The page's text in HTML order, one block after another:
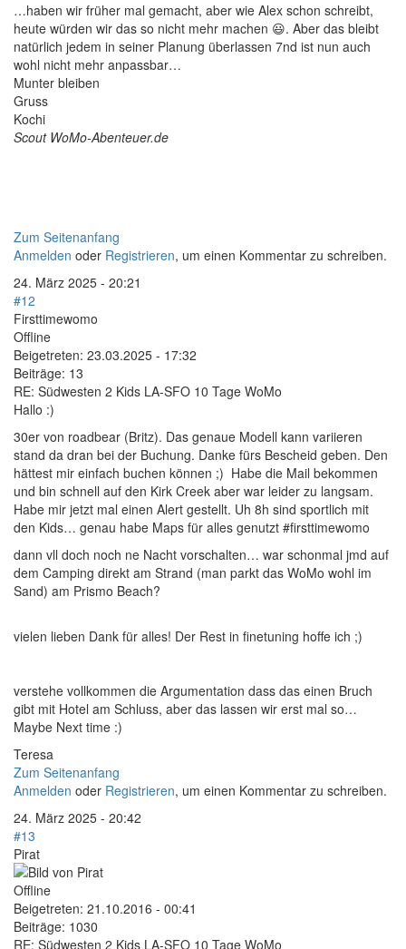
…haben wir früher mal gemacht, aber wie Alex schon schreibt,
heute würden wir das so nicht mehr machen 😃. Aber das bleibt
natürlich jedem in seiner Planung überlassen 7nd ist nun auch
wohl nicht mehr anpassbar…
Munter bleiben
Gruss
Kochi
Scout WoMo-Abenteuer.de
Zum Seitenanfang
Anmelden oder Registrieren, um einen Kommentar zu schreiben.
24. März 2025 - 20:21
#12
Firsttimewomo
Offline
Beigetreten: 23.03.2025 - 17:32
Beiträge: 13
RE: Südwesten 2 Kids LA-SFO 10 Tage WoMo
Hallo :)
30er von roadbear (Britz). Das genaue Modell kann variieren
stand da dran bei der Buchung. Danke fürs Bescheid geben. Den
hättest mir einfach buchen können ;) Habe die Mail bekommen
und bin schnell auf den Kirk Creek aber war leider zu langsam.
Habe mir jetzt mal einen Alert gestellt. Uh 8h sind sportlich mit
den Kids… genau habe Maps für alles genutzt #firsttimewomo
dann vll doch noch ne Nacht vorschalten… war schonmal jmd auf
dem Camping direkt am Strand (man parkt das WoMo wohl im
Sand) am Prismo Beach?
vielen lieben Dank für alles! Der Rest in finetuning hoffe ich ;)
verstehe vollkommen die Argumentation dass das einen Bruch
gibt mit Hotel am Schluss, aber das lassen wir erst mal so…
Maybe Next time :)
Teresa
Zum Seitenanfang
Anmelden oder Registrieren, um einen Kommentar zu schreiben.
24. März 2025 - 20:42
#13
Pirat
Offline
Beigetreten: 21.10.2016 - 00:41
Beiträge: 1030
RE: Südwesten 2 Kids LA-SFO 10 Tage WoMo